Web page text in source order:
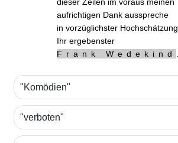
aufrichtigen Dank ausspreche
in vorzüglichster Hochschätzung
Ihr ergebenster
Frank Wedekind
"Komödien"
"verboten"